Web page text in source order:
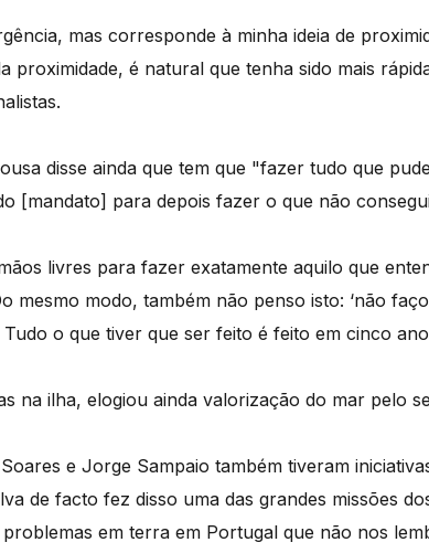
mas corresponde à minha ideia de
proximidade, é natural que tenha sido mais
disse ainda que tem que "fazer tudo que
[mandato] para depois fazer o que não
livres para fazer exatamente aquilo que
mesmo modo, também não penso isto: ‘não
Tudo o que tiver que ser feito é feito em cinco
na ilha, elogiou ainda valorização do mar pelo
e Jorge Sampaio também tiveram
de facto fez disso uma das grandes missões
em terra em Portugal que não nos